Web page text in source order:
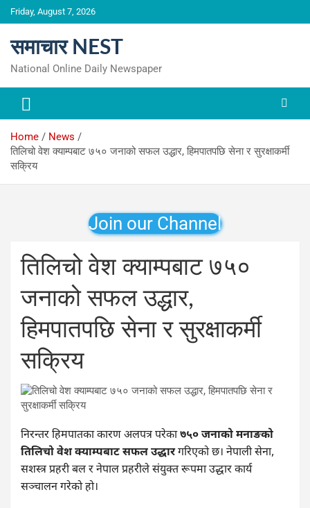
Skip
to
Friday, August 7, 2026
समाचार NEST
National Online Daily Newspaper
Home
News
तिलिचो वेश क्याम्पबाट ७५० जनाको सफल उद्धार, हिमपातपछि सेना र सुरक्षाकर्मी
सक्रिय
Join our Channel
तिलिचो वेश क्याम्पबाट ७५०
जनाको सफल उद्धार,
हिमपातपछि सेना र सुरक्षाकर्मी
सक्रिय
निरन्तर हिमपातका कारण अलपत्र परेका७५० जनाको मनाङको
तिलिचो वेश क्याम्पबाट सफल उद्धारगरिएको छ। नेपाली सेना,
सशस्त्र प्रहरी बल र नेपाल प्रहरीले संयुक्त रूपमा उद्धार कार्य
सञ्चालन गरेको हो।